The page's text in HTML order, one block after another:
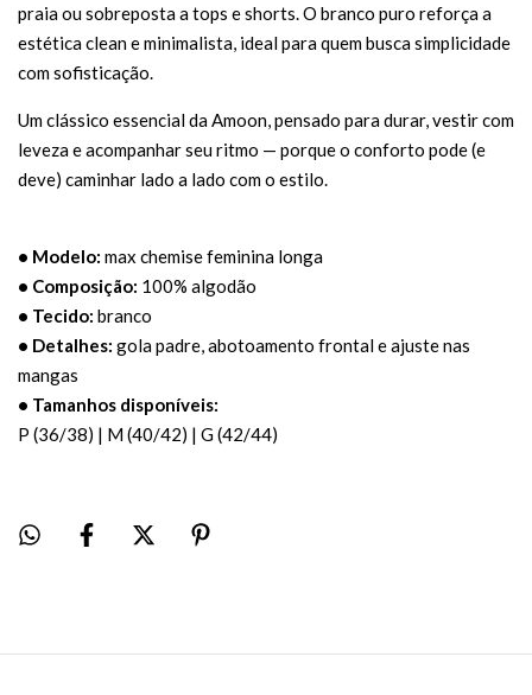
praia ou sobreposta a tops e shorts. O branco puro reforça a
estética clean e minimalista, ideal para quem busca simplicidade
com sofisticação.
Um clássico essencial da Amoon, pensado para durar, vestir com
leveza e acompanhar seu ritmo — porque o conforto pode (e
deve) caminhar lado a lado com o estilo.
• Modelo: max chemise feminina longa
• Composição: 100% algodão
• Tecido: branco
• Detalhes: gola padre, abotoamento frontal e ajuste nas
mangas
• Tamanhos disponíveis:
P (36/38) | M (40/42) | G (42/44)